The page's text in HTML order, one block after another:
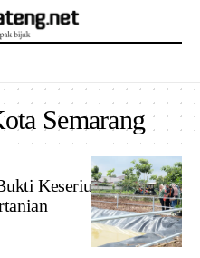
Semarang
Keseriusan Pemkot